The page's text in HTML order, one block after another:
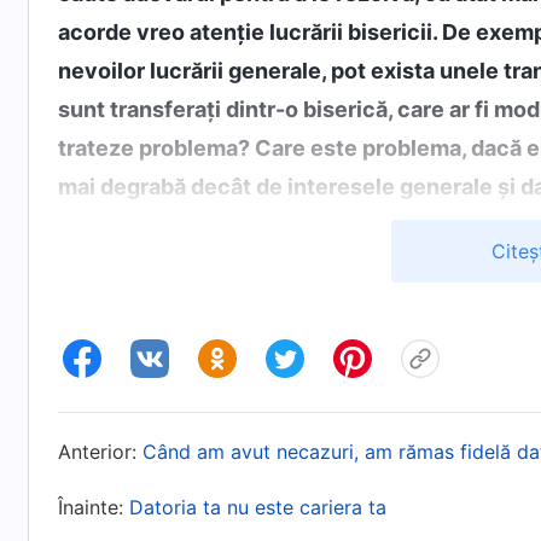
acorde vreo atenție lucrării bisericii. De
nevoilor lucrării generale, pot exista unele
sunt transferați dintr-o biserică, care ar fi
trateze problema? Care este problema,
mai degrabă decât de interesele generale și
Dumnezeu? Este o astfel de persoană atentă
interesele propriei biserici, nu este ea
trebui să se supună necondiționat
și coordonării centralizate ale casei lui
principii. Atunci când lucrarea casei lui
ar trebui să se supună coordonării și
Anterior: Când am avut necazuri, am rămas fidelă
Înainte: Datoria ta nu este cariera ta